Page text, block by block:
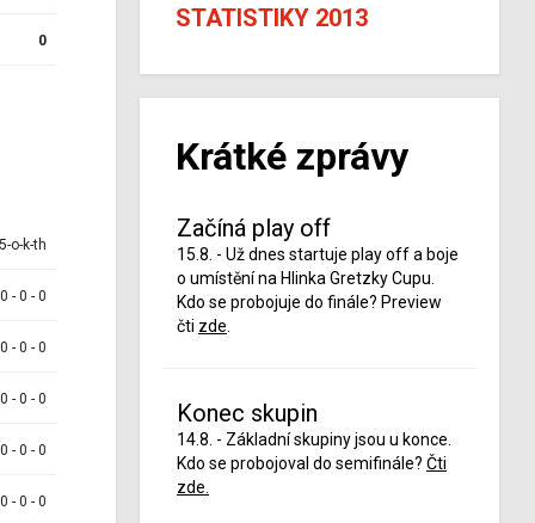
0
o-k-th
- 0 - 0
- 0 - 0
- 0 - 0
- 0 - 0
- 0 - 0
STATISTIKY 2013
Krátké zprávy
Začíná play off
15.8. - Už dnes startuje play off a boje
o umístění na Hlinka Gretzky Cupu.
Kdo se probojuje do finále? Preview
čti zde
Konec skupin
14.8. - Základní skupiny jsou u konce.
Kdo se probojoval do semifinále? Čti
zde.